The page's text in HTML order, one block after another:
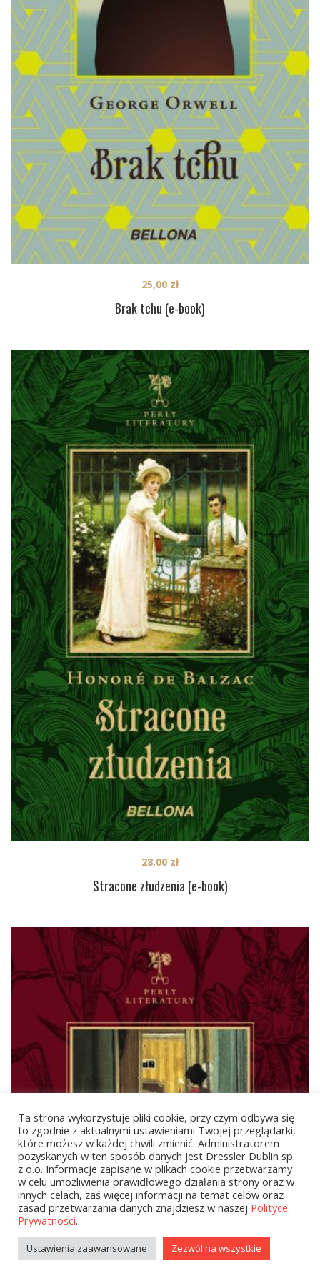
Brak tchu (e-book)
25,00 zł
Stracone złudzenia (e-book)
28,00 zł
Ta strona wykorzystuje pliki cookie, przy czym odbywa się
to zgodnie z aktualnymi ustawieniami Twojej przeglądarki,
które możesz w każdej chwili zmienić. Administratorem
pozyskanych w ten sposób danych jest Dressler Dublin sp.
z o.o. Informacje zapisane w plikach cookie przetwarzamy
w celu umożliwienia prawidłowego działania strony oraz w
innych celach, zaś więcej informacji na temat celów oraz
zasad przetwarzania danych znajdziesz w naszej Polityce
Prywatności.
Ustawienia zaawansowane Zezwól na wszystkie